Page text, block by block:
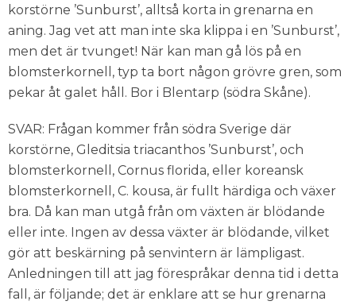
korstörne ’Sunburst’, alltså korta in grenarna en
aning. Jag vet att man inte ska klippa i en ’Sunburst’,
men det är tvunget! När kan man gå lös på en
blomsterkornell, typ ta bort någon grövre gren, som
pekar åt galet håll. Bor i Blentarp (södra Skåne).
SVAR: Frågan kommer från södra Sverige där
korstörne, Gleditsia triacanthos ’Sunburst’, och
blomsterkornell, Cornus florida, eller koreansk
blomsterkornell, C. kousa, är fullt härdiga och växer
bra. Då kan man utgå från om växten är blödande
eller inte. Ingen av dessa växter är blödande, vilket
gör att beskärning på senvintern är lämpligast.
Anledningen till att jag förespråkar denna tid i detta
fall, är följande; det är enklare att se hur grenarna